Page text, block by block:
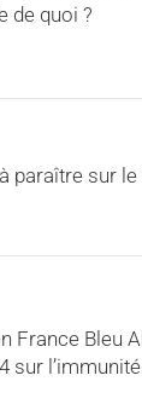
de quoi ?
paraître sur
France Bleu
sur l’immunité